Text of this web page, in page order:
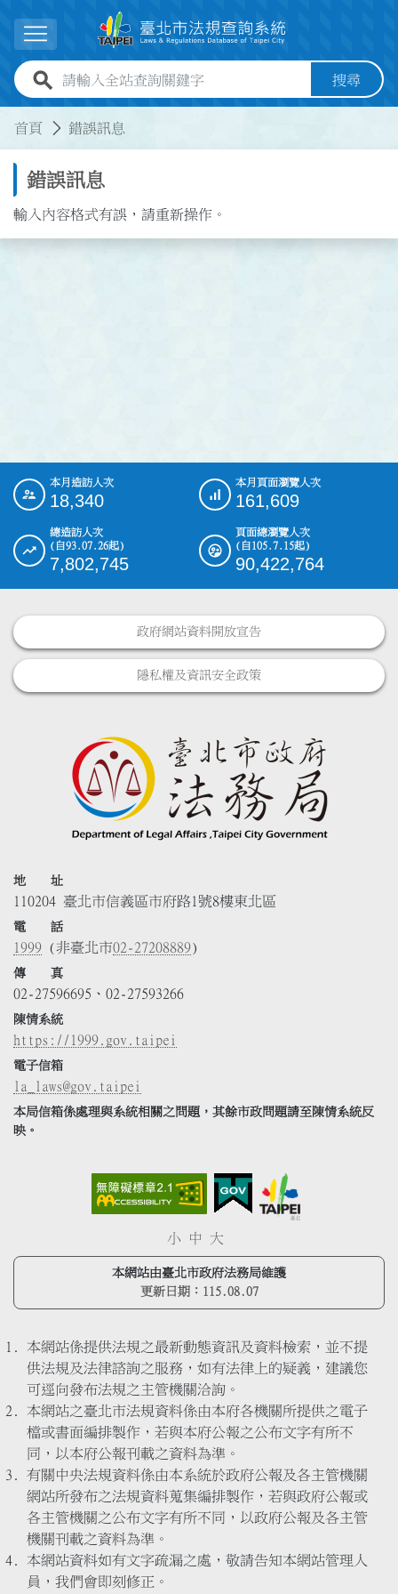
展開選單
全站查詢關鍵字欄位 搜尋
首頁 錯誤訊息
錯誤訊息
輸入內容格式有誤，請重新操作。
::: 本月造訪人次
18,340
本月頁面瀏覽人次
161,609
總造訪人次
(自93.07.26起)
7,802,745
頁面總瀏覽人次
(自105.7.15起)
90,422,764
政府網站資料開放宣告
隱私權及資訊安全政策
地 址
110204 臺北市信義區市府路1號8樓東北區
電 話
1999 (非臺北市02-27208889)
傳 真
02-27596695、02-27593266
陳情系統
https://1999.gov.taipei
電子信箱
la_laws@gov.taipei
本局信箱係處理與系統相關之問題，其餘市政問題請至陳情系統反
映。
小 中 大
本網站由臺北市政府法務局維護
更新日期： 115.08.07
本網站係提供法規之最新動態資訊及資料檢索，並不提
供法規及法律諮詢之服務，如有法律上的疑義，建議您
可逕向發布法規之主管機關洽詢。
本網站之臺北市法規資料係由本府各機關所提供之電子
檔或書面編排製作，若與本府公報之公布文字有所不
同，以本府公報刊載之資料為準。
有關中央法規資料係由本系統於政府公報及各主管機關
網站所發布之法規資料蒐集編排製作，若與政府公報或
各主管機關之公布文字有所不同，以政府公報及各主管
機關刊載之資料為準。
本網站資料如有文字疏漏之處，敬請告知本網站管理人
員，我們會即刻修正。